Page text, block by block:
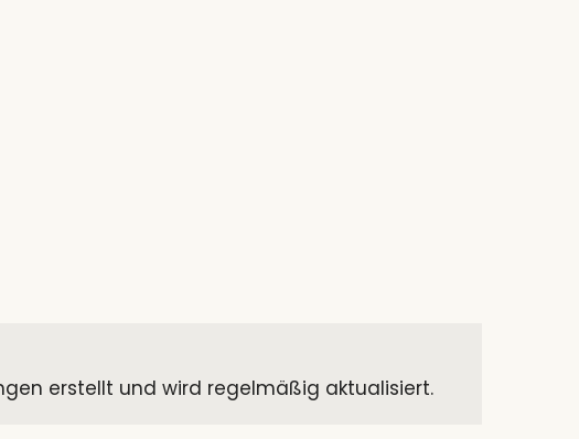
erstellt und wird regelmäßig aktualisiert.